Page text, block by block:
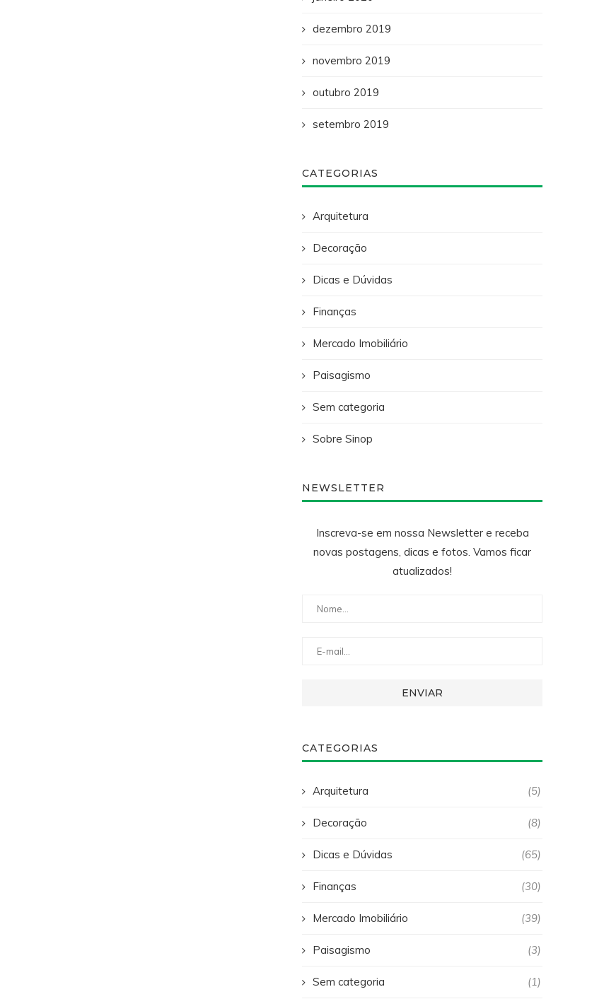
dezembro 2019
novembro 2019
outubro 2019
setembro 2019
CATEGORIAS
Arquitetura
Decoração
Dicas e Dúvidas
Finanças
Mercado Imobiliário
Paisagismo
Sem categoria
Sobre Sinop
NEWSLETTER
Inscreva-se em nossa Newsletter e receba
novas postagens, dicas e fotos. Vamos ficar
atualizados!
CATEGORIAS
Arquitetura (5)
Decoração (8)
Dicas e Dúvidas (65)
Finanças (30)
Mercado Imobiliário (39)
Paisagismo (3)
Sem categoria (1)